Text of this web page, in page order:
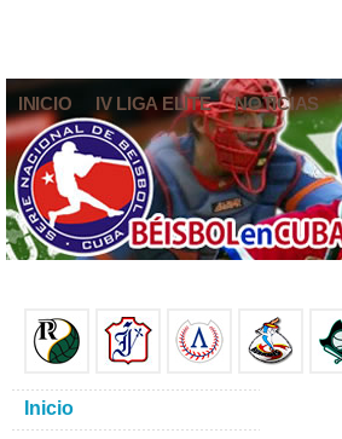
INICIO IV LIGA ELITE NOTICIAS
Inicio